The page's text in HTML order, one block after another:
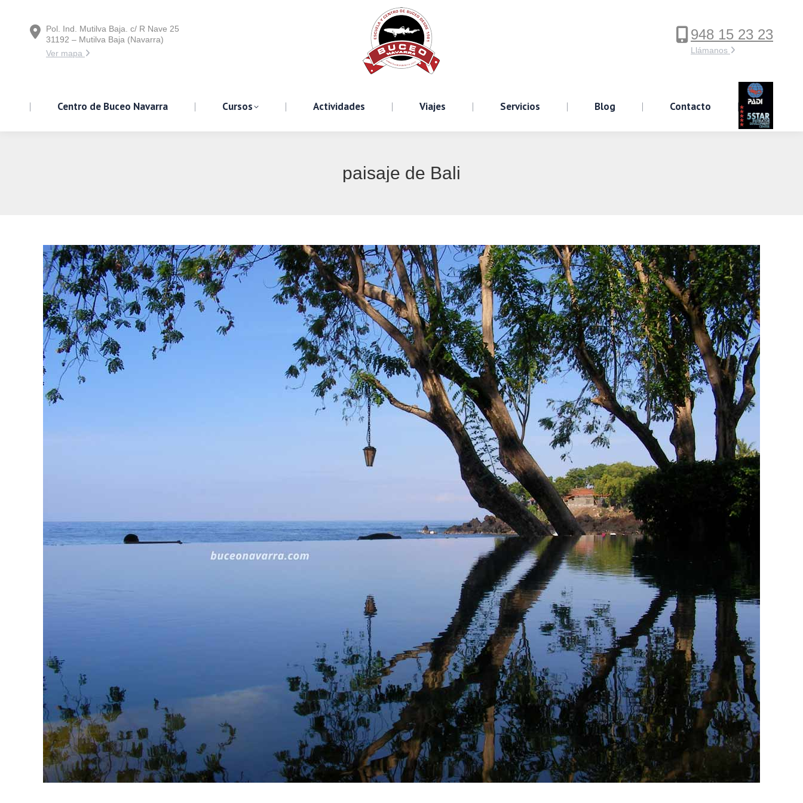
Pol. Ind. Mutilva Baja. c/ R Nave 25
31192 – Mutilva Baja (Navarra)
Ver mapa
948 15 23 23
Llámanos
Centro de Buceo Navarra Cursos Actividades Viajes Servicios Blog Contacto
paisaje de Bali
Centro de Buceo Navarra Actividades Contacto